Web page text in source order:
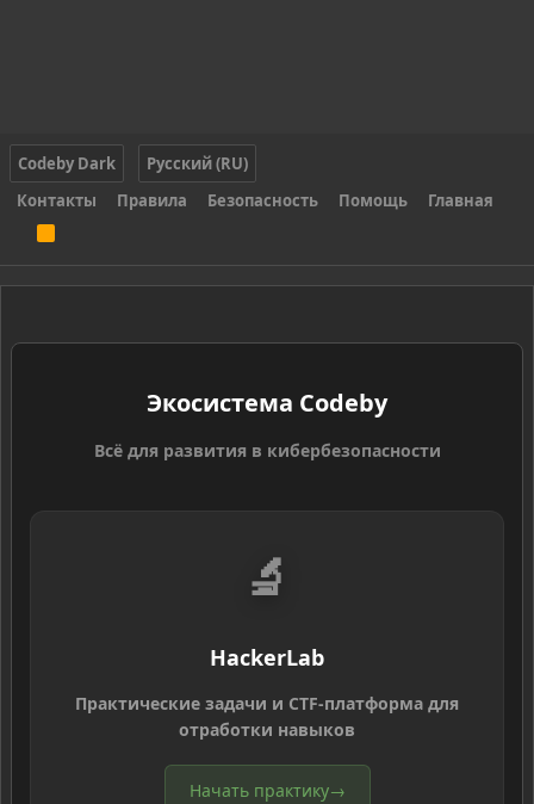
Codeby Dark
Русский (RU)
Контакты
Правила Безопасность Помощь Главная
S
Экосистема Codeby
Всё для развития в кибербезопасности
🔬
HackerLab
Практические задачи и CTF-платформа для
отработки навыков
Начать практику→